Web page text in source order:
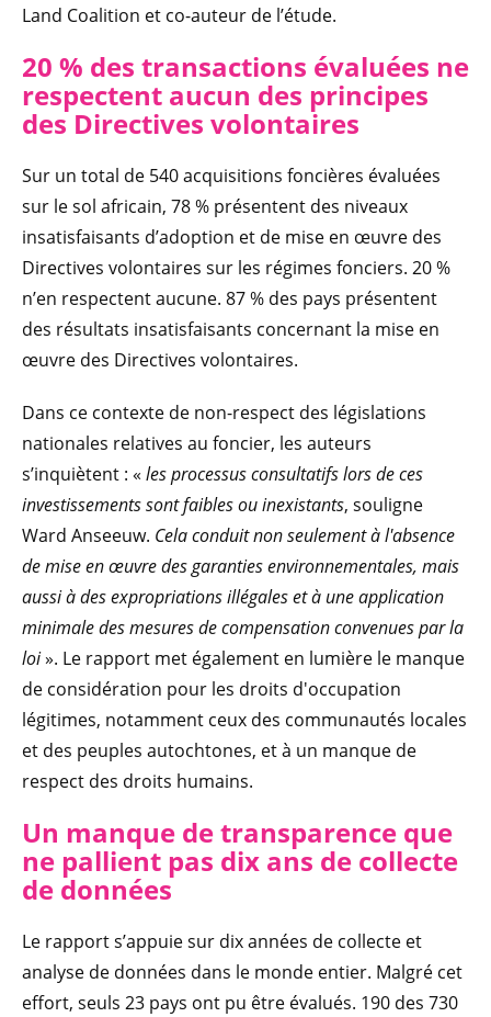
Land Coalition et co-auteur de l’étude.
20 % des transactions évaluées ne
respectent aucun des principes
des Directives volontaires
Sur un total de 540 acquisitions foncières évaluées
sur le sol africain, 78 % présentent des niveaux
insatisfaisants d’adoption et de mise en œuvre des
Directives volontaires sur les régimes fonciers. 20 %
n’en respectent aucune. 87 % des pays présentent
des résultats insatisfaisants concernant la mise en
œuvre des Directives volontaires.
Dans ce contexte de non-respect des législations
nationales relatives au foncier, les auteurs
s’inquiètent : « les processus consultatifs lors de ces
investissements sont faibles ou inexistants, souligne
Ward Anseeuw. Cela conduit non seulement à l'absence
de mise en œuvre des garanties environnementales, mais
aussi à des expropriations illégales et à une application
minimale des mesures de compensation convenues par la
loi». Le rapport met également en lumière le manque
de considération pour les droits d'occupation
légitimes, notamment ceux des communautés locales
et des peuples autochtones, et à un manque de
respect des droits humains.
Un manque de transparence que
ne pallient pas dix ans de collecte
de données
Le rapport s’appuie sur dix années de collecte et
analyse de données dans le monde entier. Malgré cet
effort, seuls 23 pays ont pu être évalués. 190 des 730